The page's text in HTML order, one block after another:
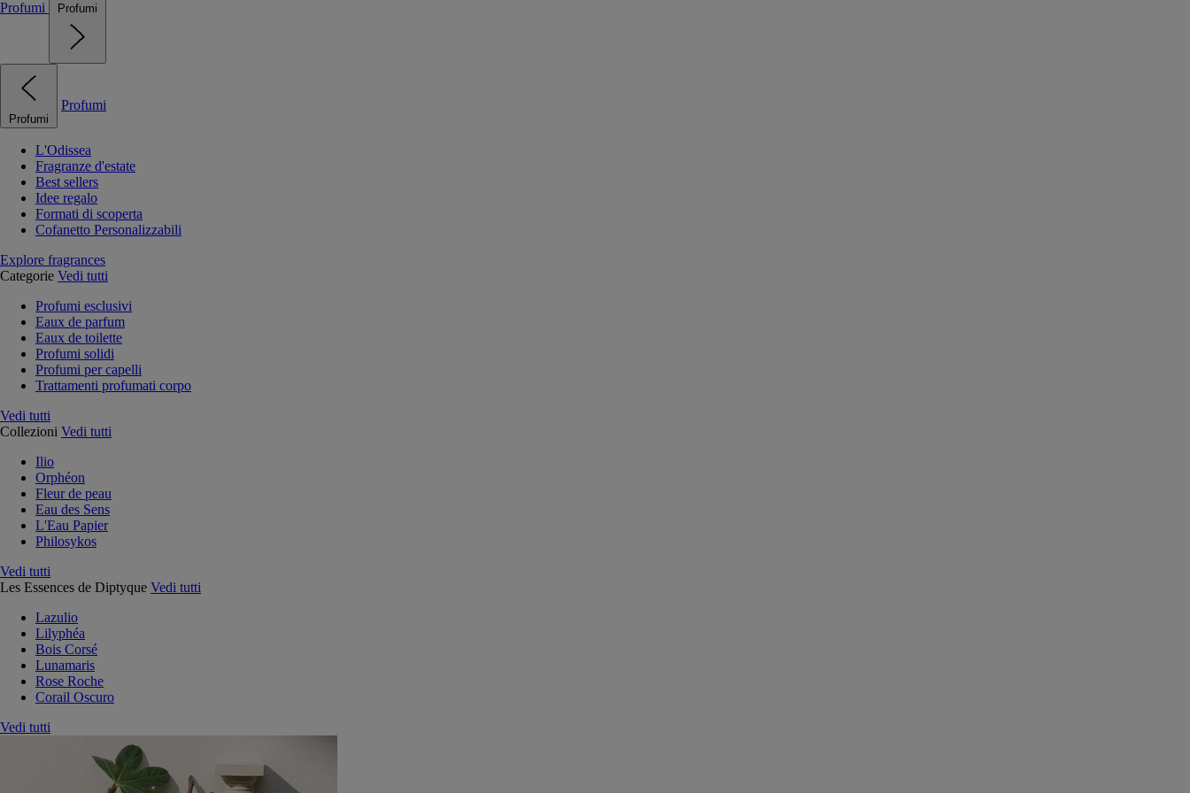
Profumi Profumi
Profumi
Profumi
L'Odissea
Fragranze d'estate
Best sellers
Idee regalo
Formati di scoperta
Cofanetto Personalizzabili
Explore fragrances
Categorie Vedi tutti
Profumi esclusivi
Eaux de parfum
Eaux de toilette
Profumi solidi
Profumi per capelli
Trattamenti profumati corpo
Vedi tutti
Collezioni Vedi tutti
Ilio
Orphéon
Fleur de peau
Eau des Sens
L'Eau Papier
Philosykos
Vedi tutti
Les Essences de Diptyque Vedi tutti
Lazulio
Lilyphéa
Bois Corsé
Lunamaris
Rose Roche
Corail Oscuro
Vedi tutti